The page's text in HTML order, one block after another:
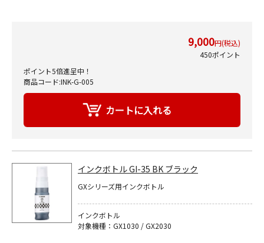
9,000円(税込)
450ポイント
ポイント5倍進呈中！
商品コード:INK-G-005
インクボトル GI-35 BK ブラック
GXシリーズ用インクボトル
インクボトル
対象機種：GX1030 / GX2030